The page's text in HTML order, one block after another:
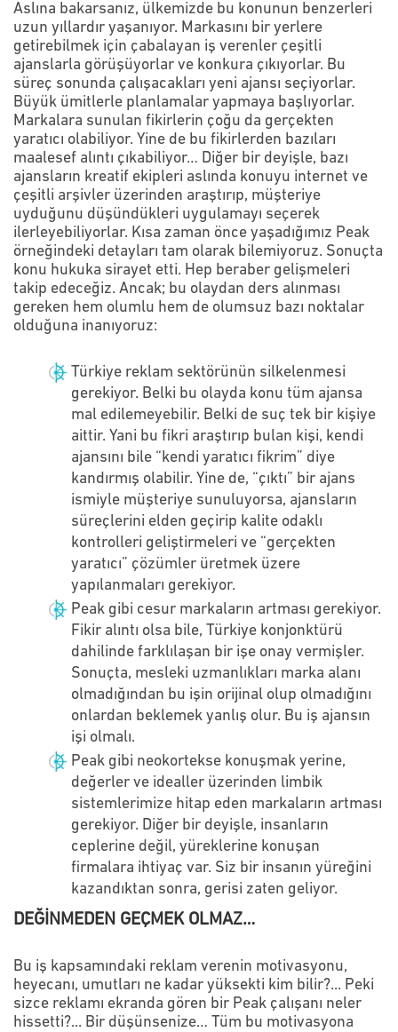
Aslına bakarsanız, ülkemizde bu konunun benzerleri
uzun yıllardır yaşanıyor. Markasını bir yerlere
getirebilmek için çabalayan iş verenler çeşitli
ajanslarla görüşüyorlar ve konkura çıkıyorlar. Bu
süreç sonunda çalışacakları yeni ajansı seçiyorlar.
Büyük ümitlerle planlamalar yapmaya başlıyorlar.
Markalara sunulan fikirlerin çoğu da gerçekten
yaratıcı olabiliyor. Yine de bu fikirlerden bazıları
maalesef alıntı çıkabiliyor… Diğer bir deyişle, bazı
ajansların kreatif ekipleri aslında konuyu internet ve
çeşitli arşivler üzerinden araştırıp, müşteriye
uyduğunu düşündükleri uygulamayı seçerek
ilerleyebiliyorlar. Kısa zaman önce yaşadığımız Peak
örneğindeki detayları tam olarak bilemiyoruz. Sonuçta
konu hukuka sirayet etti. Hep beraber gelişmeleri
takip edeceğiz. Ancak; bu olaydan ders alınması
gereken hem olumlu hem de olumsuz bazı noktalar
olduğuna inanıyoruz:
Türkiye reklam sektörünün silkelenmesi
gerekiyor. Belki bu olayda konu tüm ajansa
mal edilemeyebilir. Belki de suç tek bir kişiye
aittir. Yani bu fikri araştırıp bulan kişi, kendi
ajansını bile “kendi yaratıcı fikrim” diye
kandırmış olabilir. Yine de, “çıktı” bir ajans
ismiyle müşteriye sunuluyorsa, ajansların
süreçlerini elden geçirip kalite odaklı
kontrolleri geliştirmeleri ve “gerçekten
yaratıcı” çözümler üretmek üzere
yapılanmaları gerekiyor.
Peak gibi cesur markaların artması gerekiyor.
Fikir alıntı olsa bile, Türkiye konjonktürü
dahilinde farklılaşan bir işe onay vermişler.
Sonuçta, mesleki uzmanlıkları marka alanı
olmadığından bu işin orijinal olup olmadığını
onlardan beklemek yanlış olur. Bu iş ajansın
işi olmalı.
Peak gibi neokortekse konuşmak yerine,
değerler ve idealler üzerinden limbik
sistemlerimize hitap eden markaların artması
gerekiyor. Diğer bir deyişle, insanların
ceplerine değil, yüreklerine konuşan
firmalara ihtiyaç var. Siz bir insanın yüreğini
kazandıktan sonra, gerisi zaten geliyor.
DEĞİNMEDEN GEÇMEK OLMAZ…
Bu iş kapsamındaki reklam verenin motivasyonu,
heyecanı, umutları ne kadar yüksekti kim bilir?... Peki
sizce reklamı ekranda gören bir Peak çalışanı neler
hissetti?... Bir düşünsenize… Tüm bu motivasyona